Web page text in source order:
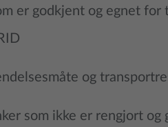
er godkjent og egnet
og
som ikke er rengjort